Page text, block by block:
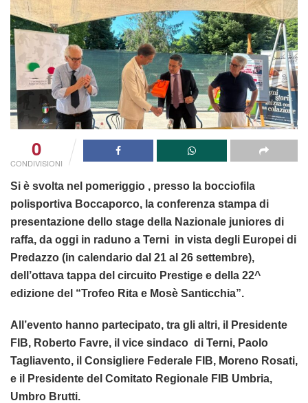
0
CONDIVISIONI
Si è svolta nel pomeriggio , presso la bocciofila
polisportiva Boccaporco, la conferenza stampa di
presentazione dello stage della Nazionale juniores di
raffa, da oggi in raduno a Terni in vista degli Europei di
Predazzo (in calendario dal 21 al 26 settembre),
dell’ottava tappa del circuito Prestige e della 22^
edizione del “Trofeo Rita e Mosè Santicchia”.
All’evento hanno partecipato, tra gli altri, il Presidente
FIB, Roberto Favre, il vice sindaco di Terni, Paolo
Tagliavento, il Consigliere Federale FIB, Moreno Rosati,
e il Presidente del Comitato Regionale FIB Umbria,
Umbro Brutti.